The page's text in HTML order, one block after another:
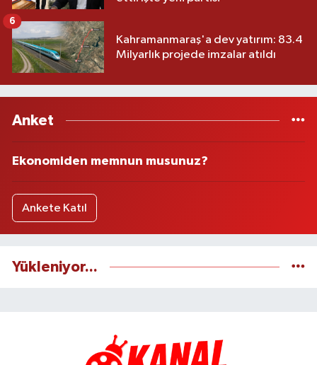
Kahramanmaraş'a dev yatırım: 83.4
Milyarlık projede imzalar atıldı
6
Anket
Ekonomiden memnun musunuz?
Ankete Katıl
Yükleniyor...